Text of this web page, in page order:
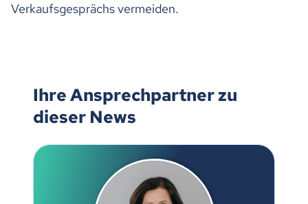
Verkaufsgesprächs vermeiden.
Ihre Ansprechpartner zu
dieser News